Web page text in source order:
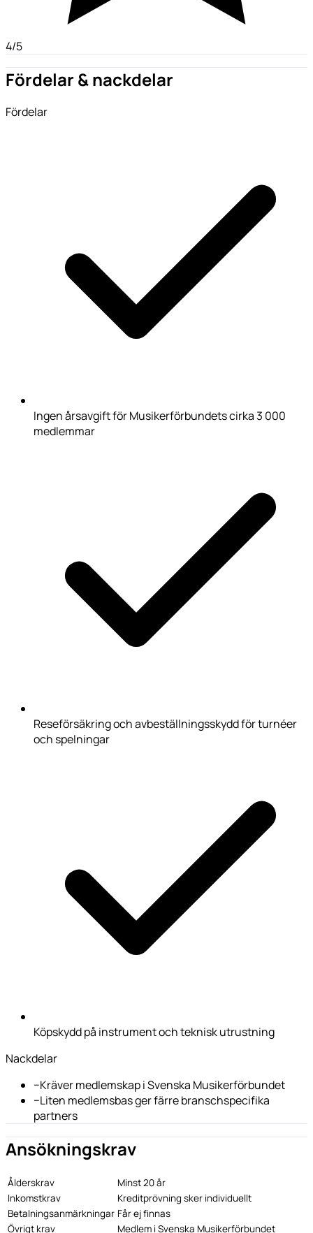
4/5
Fördelar & nackdelar
Fördelar
Ingen årsavgift för Musikerförbundets cirka 3 000
medlemmar
Reseförsäkring och avbeställningsskydd för turnéer
och spelningar
Köpskydd på instrument och teknisk utrustning
Nackdelar
−Kräver medlemskap i Svenska Musikerförbundet
−Liten medlemsbas ger färre branschspecifika
partners
Ansökningskrav
Ålderskrav
Minst 20 år
Inkomstkrav
Kreditprövning sker individuellt
Betalningsanmärkningar Får ej finnas
Övrigt krav
Medlem i Svenska Musikerförbundet